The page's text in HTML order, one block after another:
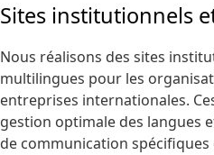
Sites institutionnels
Nous réalisons des sites
multilingues pour les
entreprises internationales.
gestion optimale des langues
de communication